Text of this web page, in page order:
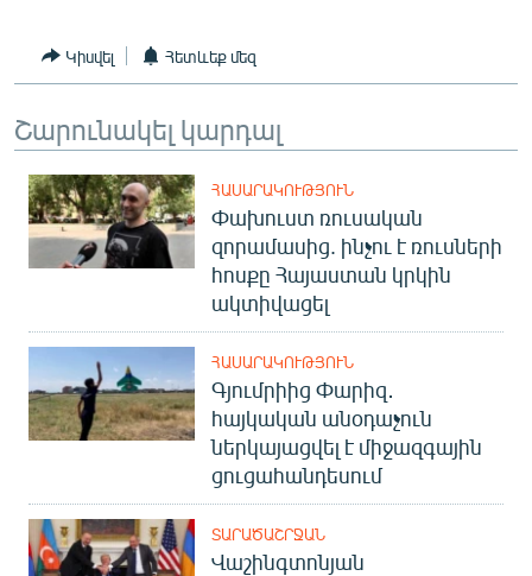
ՏՏ ԵՒ ԻՆՏԵՐՆԵՏ
ԿՈՐՈՆԱՎԻՐՈՒՍ
ԱՐԽԻՎ
ՏԵՍԱՆՅՈՒԹԵՐ
ԲԱՆԱՎԵՃ
ՁԳՏԵԼՈՎ ԼԱՎԱԳՈՒՅՆԻՆ
Հայերեն
English
ՀԵՏԵՎԵՔ ՄԵԶ
Կիսվել Հետևեք մեզ
Շարունակել կարդալ
ՀԱՍԱՐԱԿՈՒԹՅՈՒՆ
Փախուստ ռուսական
զորամասից. ինչու է ռուսների
հոսքը Հայաստան կրկին
ակտիվացել
ՀԱՍԱՐԱԿՈՒԹՅՈՒՆ
Գյումրիից Փարիզ․
հայկական անօդաչուն
ներկայացվել է միջազգային
ցուցահանդեսում
ՏԱՐԱԾԱՇՐՋԱՆ
Վաշինգտոնյան